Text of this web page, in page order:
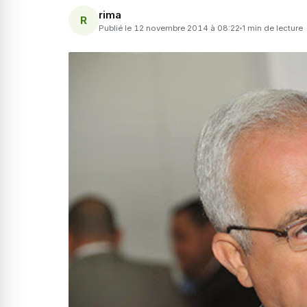
R rima
Publié le 12 novembre 2014 à 08:22 1 min de lecture